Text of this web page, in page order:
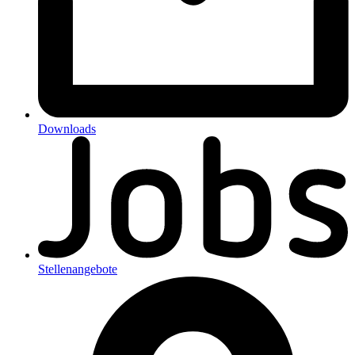
Downloads
Stellenangebote